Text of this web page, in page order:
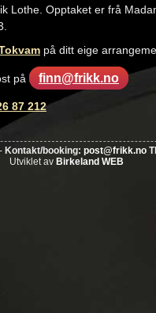
Lothe. Opptaket er frå
på ditt eige
på finn@frikk.no
87 212
Kontakt/booking: post@frikk.no
Utviklet av Birkeland WEB